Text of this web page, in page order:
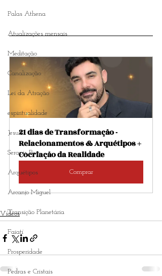
Palas Athena
Atualizações mensais
Meditação
Canalização
Lei da Atração
espiritualidade
Jesus
Serapis Bey
Arquétipos
Arcanjo Miguel
Transição Planetária
Faiatí
Prosperidade
Pedras e Cristais
21 dias de Transformação -
Relacionamentos & Arquétipos +
Cocriação da Realidade
Comprar
Vídeos